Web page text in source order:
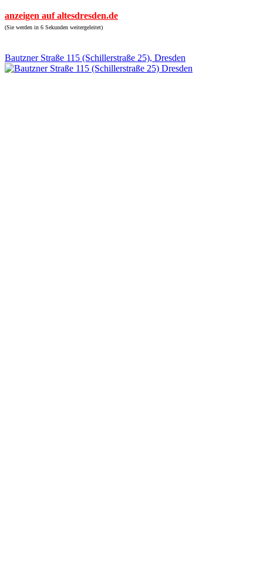
anzeigen auf altesdresden.de
(Sie werden in 6 Sekunden weitergeleitet)
Bautzner Straße 115 (Schillerstraße 25), Dresden